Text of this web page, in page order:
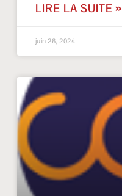
LIRE LA SUITE »
juin 26, 2024